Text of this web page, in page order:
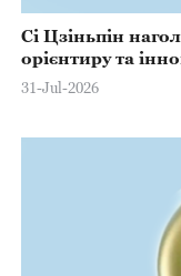
Сі Цзіньпін
орієнтиру та
31-Jul-2026